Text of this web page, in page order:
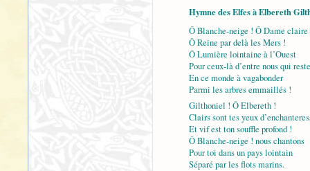
Hymne des Elfes à Elbereth
Ô Blanche-neige ! Ô Dame
Ô Reine par delà les Mers !
Ô Lumière lointaine à l’Ouest
Pour ceux-là d’entre nous qui
En ce monde à vagabonder
Parmi les arbres emmaillés !
Gilthoniel ! Ô Elbereth !
Clairs sont tes yeux
Et vif est ton souffle profond !
Ô Blanche-neige ! nous chantons
Pour toi dans un pays lointain
Séparé par les flots marins.